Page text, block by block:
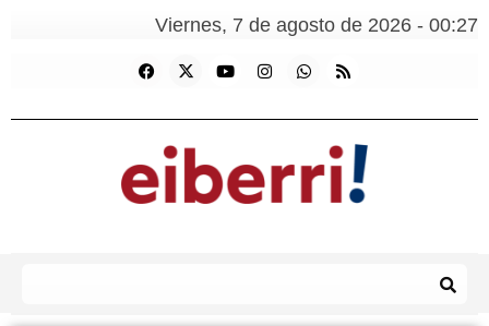
Viernes, 7 de agosto de 2026 - 00:27